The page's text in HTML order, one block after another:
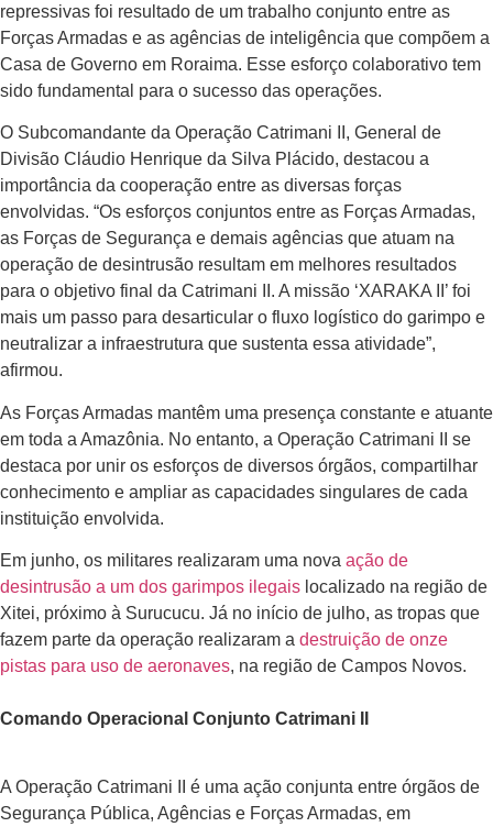
repressivas foi resultado de um trabalho conjunto entre as
Forças Armadas e as agências de inteligência que compõem a
Casa de Governo em Roraima. Esse esforço colaborativo tem
sido fundamental para o sucesso das operações.
O Subcomandante da Operação Catrimani II, General de
Divisão Cláudio Henrique da Silva Plácido, destacou a
importância da cooperação entre as diversas forças
envolvidas. “Os esforços conjuntos entre as Forças Armadas,
as Forças de Segurança e demais agências que atuam na
operação de desintrusão resultam em melhores resultados
para o objetivo final da Catrimani II. A missão ‘XARAKA II’ foi
mais um passo para desarticular o fluxo logístico do garimpo e
neutralizar a infraestrutura que sustenta essa atividade”,
afirmou.
As Forças Armadas mantêm uma presença constante e atuante
em toda a Amazônia. No entanto, a Operação Catrimani II se
destaca por unir os esforços de diversos órgãos, compartilhar
conhecimento e ampliar as capacidades singulares de cada
instituição envolvida.
Em junho, os militares realizaram uma nova ação de
desintrusão a um dos garimpos ilegais localizado na região de
Xitei, próximo à Surucucu. Já no início de julho, as tropas que
fazem parte da operação realizaram a destruição de onze
pistas para uso de aeronaves, na região de Campos Novos.
Comando Operacional Conjunto Catrimani II
A Operação Catrimani II é uma ação conjunta entre órgãos de
Segurança Pública, Agências e Forças Armadas, em